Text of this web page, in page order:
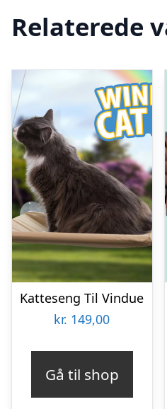
Relaterede
Katteseng Til Vindue
kr. 149,00
Gå til shop